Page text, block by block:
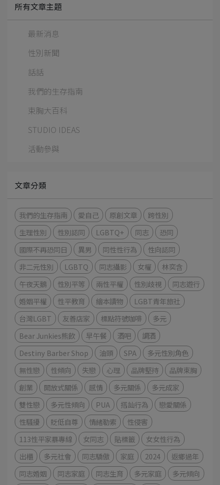
所有文章主題
最新消息
性別新聞
話話
我們的生存指南
束胸大百科
STUDIO IDEAS
活動參與
文章分類
我們的生存指南 愛自己 原創文章
跨性別
生理性別
性別認同 LGBTQ+ 同志
恐同
國際不再恐同日
異男 同性性行為
性向認同
非二元性別
LGBTQ 同志攝影 女權
林奕含
午夜天鵝
性別平等 兩性平權 性別歧視
同志遊行
婚姻平權
性平教育 繪本讀物
LGBT青年旅社
台灣LGBT
友善店家 標點符號咖啡
多元
Bear Junkies熊飲
早午餐 酒吧
調酒
Destiny Barber Shop
油頭 SPA
多元性別角色
無性戀
性傾向 失戀 心理 品牌堅持
品牌束胸
創業
開放式關係 感情 多元關係
多元成家
雙性戀
多元性傾向 PUA 搭訕行為
戀愛關係
性騷擾
貶低自尊 情緒勒索
性侵害
113性平家暴專線
女同志 貼標籤
女女性行為
出櫃
多元社會 同志驕傲 家庭 2024
返鄉過年
同志婚姻
同志家庭 同志生育 多元家庭
多元傾向